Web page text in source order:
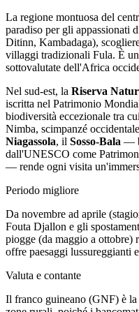
La regione montuosa del
paradiso per gli appassionati
Ditinn, Kambadaga),
villaggi tradizionali Fula. È
sottovalutate dell'Africa
Nel sud-est, la Riserva
iscritta nel Patrimonio
biodiversità eccezionale tra
Nimba, scimpanzé
Niagassola, il Sosso-Bala —
dall'UNESCO come
— rende ogni visita
Periodo migliore
Da novembre ad aprile
Fouta Djallon e gli
piogge (da maggio a ottobre)
offre paesaggi lussureggianti
Valuta e contante
Il franco guineano (GNF) è la